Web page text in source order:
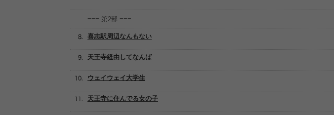
ウェイウェイ大学生
喜志駅周辺なんもない
=== 第2部 ===
天王寺経由してなんば
天王寺に住んでる女の子